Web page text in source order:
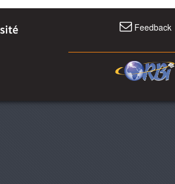
Feedback